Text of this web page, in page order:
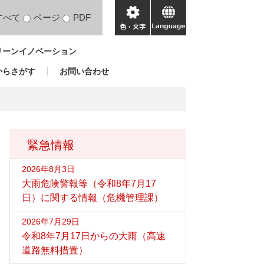
べて ページ PDF
色・
文
language
ンイノベーション
らさがす お問い合わせ
緊急情報
2026年8月3日
大雨危険警報等（令和8年7月17
日）に関する情報（危機管理課）
2026年7月29日
令和8年7月17日からの大雨（高速
道路無料措置）